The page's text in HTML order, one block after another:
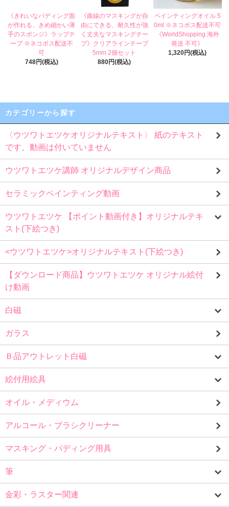
《きれいなパディング面
が作れる、きめ細かい薄
手のスポンジ》ラップテ
ープ ※ネコポス配送不
可
748円(税込)
《曲線のマスキングが自
由にできる、耐久性が強
く丈夫なマスキングテー
プ》クリアラインテープ
5mm 2個セット
880円(税込)
ペインティングオイル 5
0ml ※ネコポス配送不可
《WorldShopping 海外
発送 不可》
1,320円(税込)
カテゴリーから探す
〈ウツワトエツケオリジナルテキスト〉 紙のテキスト
です。動画は付いていません
ウツワトエツケ講師 オリジナルデザイン商品
セラミックペインティング動画
ウツワトエツケ 【ポイント動画付き】オリジナルテキ
スト(下絵つき)
<ウツワトエツケ>オリジナルテキスト(下絵つき)
【ダウンロード商品】ウツワトエツケ オリジナル絵付
け動画
白磁
ガラス
Ｂ品アウトレット白磁
絵付用絵具
オイル・メディウム
アルコール・ブラシクリーナー
マスキング・パディング用具
筆
金彩・ラスター関連